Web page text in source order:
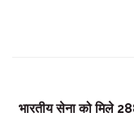
भारतीय सेना को मिले